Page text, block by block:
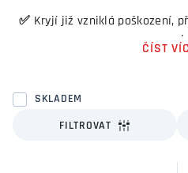
✅ Kryjí již vzniklá poškození,
opravu
✅ Lemy zvýrazní linii blatníků
vozy prodávají ve
ČÍST
SKLADEM
FILTROVAT